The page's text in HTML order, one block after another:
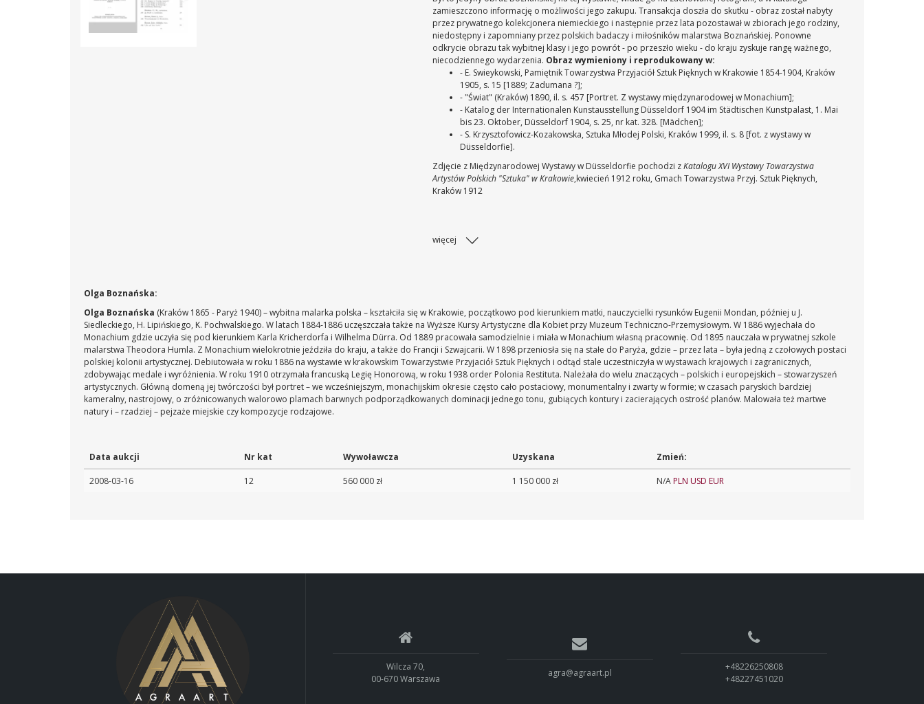
zamieszczono informację o możliwości jego zakupu.Transakcja doszła do skutku - obraz został nabyty
przez prywatnego kolekcjonera niemieckiego i następnie przez lata pozostawał w zbiorach jego rodziny,
niedostępny i zapomniany przez polskich badaczy i miłośników malarstwa Boznańskiej. Ponowne
odkrycie obrazu tak wybitnej klasy i jego powrót - po przeszło wieku - do kraju zyskuje rangę ważnego,
niecodziennego wydarzenia. Obraz wymieniony i reprodukowany w:
- E. Swieykowski, Pamiętnik Towarzystwa Przyjaciół Sztuk Pięknych w Krakowie 1854-1904, Kraków
1905, s. 15 [1889; Zadumana ?];
- "Świat" (Kraków) 1890, il. s. 457 [Portret. Z wystawy międzynarodowej w Monachium];
- Katalog der Internationalen Kunstausstellung Düsseldorf 1904 im Städtischen Kunstpalast, 1. Mai
bis 23. Oktober, Düsseldorf 1904, s. 25, nr kat. 328. [Mädchen];
- S. Krzysztofowicz-Kozakowska, Sztuka Młodej Polski, Kraków 1999, il. s. 8 [fot. z wystawy w
Düsseldorfie].
Zdjęcie z Międzynarodowej Wystawy w Düsseldorfie pochodzi zKatalogu XVI Wystawy Towarzystwa
Artystów Polskich "Sztuka" w Krakowie,kwiecień 1912 roku, Gmach Towarzystwa Przyj. Sztuk Pięknych,
Kraków 1912
więcej
Olga Boznańska:
Olga Boznańska (Kraków 1865 - Paryż 1940) – wybitna malarka polska – kształciła się w Krakowie, początkowo pod kierunkiem matki, nauczycielki rysunków Eugenii Mondan, później u J.
Siedleckiego, H. Lipińskiego, K. Pochwalskiego. W latach 1884-1886 uczęszczała także na Wyższe Kursy Artystyczne dla Kobiet przy Muzeum Techniczno-Przemysłowym. W 1886 wyjechała do
Monachium gdzie uczyła się pod kierunkiem Karla Kricherdorfa i Wilhelma Dürra. Od 1889 pracowała samodzielnie i miała w Monachium własną pracownię. Od 1895 nauczała w prywatnej szkole
malarstwa Theodora Humla. Z Monachium wielokrotnie jeździła do kraju, a także do Francji i Szwajcarii. W 1898 przeniosła się na stałe do Paryża, gdzie – przez lata – była jedną z czołowych postaci
polskiej kolonii artystycznej. Debiutowała w roku 1886 na wystawie w krakowskim Towarzystwie Przyjaciół Sztuk Pięknych i odtąd stale uczestniczyła w wystawach krajowych i zagranicznych,
zdobywając medale i wyróżnienia. W roku 1910 otrzymała francuską Legię Honorową, w roku 1938 order Polonia Restituta. Należała do wielu znaczących – polskich i europejskich – stowarzyszeń
artystycznych. Główną domeną jej twórczości był portret – we wcześniejszym, monachijskim okresie często cało postaciowy, monumentalny i zwarty w formie; w czasach paryskich bardziej
kameralny, nastrojowy, o zróżnicowanych walorowo plamach barwnych podporządkowanych dominacji jednego tonu, gubiących kontury i zacierających ostrość planów. Malowała też martwe
natury i – rzadziej – pejzaże miejskie czy kompozycje rodzajowe.
Data aukcji Nr kat Wywoławcza Uzyskana Zmień:
2008-03-16 12 560 000 zł 1 150 000 zł N/APLN USD EUR
Wilcza 70,
00-670 Warszawa
agra@agraart.pl
+48226250808
+48227451020